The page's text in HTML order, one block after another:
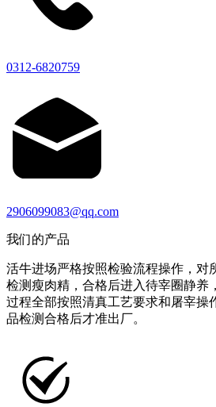
0312-6820759
2906099083@qq.com
我们的产品
活牛进场严格按照检验流程操作，对
检测瘦肉精，合格后进入待宰圈静养
过程全部按照清真工艺要求和屠宰操
品检测合格后才准出厂。